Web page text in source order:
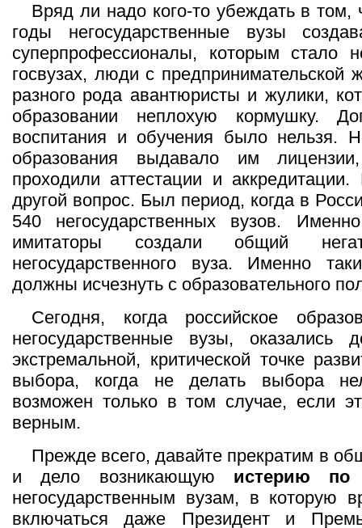
Вряд ли надо кого-то убеждать в том,
годы негосударственные вузы
суперпрофессионалы, которым стало
госвузах, люди с предпринимательской
разного рода авантюристы и жулики,
образовании неплохую кормушку.
воспитания и обучения было нельзя.
образования выдавало им
проходили аттестации и
другой вопрос. Был период, когда в
540 негосударственных вузов.
имитаторы создали общий
негосударственного вуза. Именно
должны исчезнуть с образовательного
Сегодня, когда российское
негосударственные вузы, оказались
экстремальной, критической точке
выбора, когда не делать выбора
возможен только в том случае, если
верным.
Прежде всего, давайте прекратим в
и дело возникающую истерию по
негосударственным вузам, в которую
включаться даже Президент и